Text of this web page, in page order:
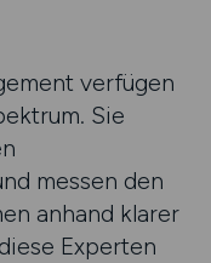
verfügen
Sie
messen den
anhand klarer
Experten